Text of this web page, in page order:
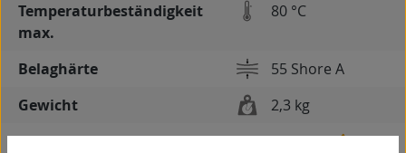
Temperaturbeständigkeit
max.
80 °C
Belaghärte
55 Shore A
Gewicht
2,3 kg
spurlos